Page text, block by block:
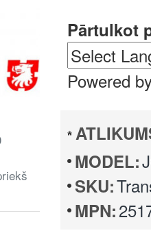
Pārtulkot
Powered
MODEL:
SKU:
MPN: